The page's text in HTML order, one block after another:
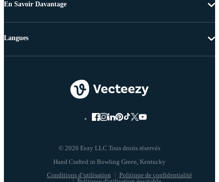
En Savoir Davantage
© 2026 Eezy LLC Tous droits réservés
Conditions d’utilisation
Politique de confidentialité
Langues